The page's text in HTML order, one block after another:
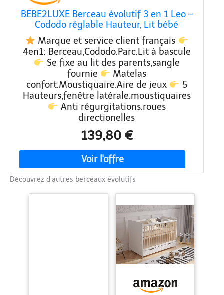
BEBE2LUXE Berceau évolutif 3 en 1 Leo –
Cododo réglable Hauteur, Lit bébé
sécurisé, Parc modulable, de la Naissance
à 36 Mois en Mode Parc – Gris
Marque et service client français
4en1: Berceau,Cododo,Parc,Lit à bascule
Se fixe au lit des parents,sangle
fournie
Matelas
confort,Moustiquaire,Aire de jeux
5
Hauteurs,fenêtre latérale,moustiquaires
Anti régurgitations,roues
directionelles
139,80 €
Découvrez d’autres berceaux évolutifs